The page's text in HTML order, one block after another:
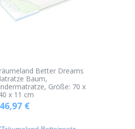
Better Dreams
Baum,
Größe: 70 x
x 11 cm
€